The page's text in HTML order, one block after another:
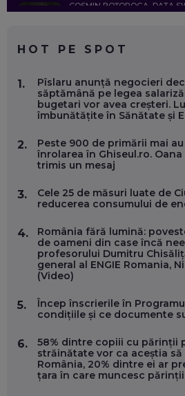
COSMIN BOȚOROGA, DATA
FOLOSEȘTI TEHNOLOGIA CA
SE VA SCHIMBA MUNCA, ÎN
EP. 58
MARIUS PAȘCULEA,
FOLOSEȘTI TEHNOLOGIA CA
CĂTRE ARTĂ, LA NIVEL
EFICIENT VIAȚA ONLINE. ȘI
CARIERĂ DE „HACKER CU
EP. 56
ÎNVAȚĂ AEO ȘI GEO!
EP. 55
OLIVIU MATEI, HOLISUN:
WASHINGTON, OCHELARI
VERTICALE FĂRĂ PĂMÂNT
HOT PE SPOT
1.
Pîslaru anunță negocieri
săptămână pe legea
bugetari vor avea creșteri.
îmbunătățite în Sănătate și
2.
Peste 900 de primării mai
înrolarea în Ghiseul.ro.
trimis un mesaj
3.
Cele 25 de măsuri luate de
reducerea consumului de
4.
România fără lumină:
de oameni din case încă
profesorului Dumitru
general al ENGIE Romania,
(Video)
5.
Încep înscrierile în
condițiile și ce documente
6.
58% dintre copiii cu părinții
străinătate vor ca aceștia
România, 20% dintre ei ar
țara în care muncesc părinții